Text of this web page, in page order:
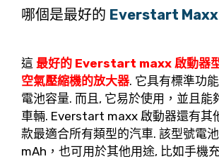
哪個是最好的 Everstart Maxx
這 最好的 Everstart maxx 啟動器
空氣壓縮機的放大器. 它具有標準功
電池容量. 而且, 它易於使用，並且能
車輛. Everstart maxx 啟動器還有其
款最適合所有類型的汽車. 該型號電
mAh，也可用於其他用途, 比如手機